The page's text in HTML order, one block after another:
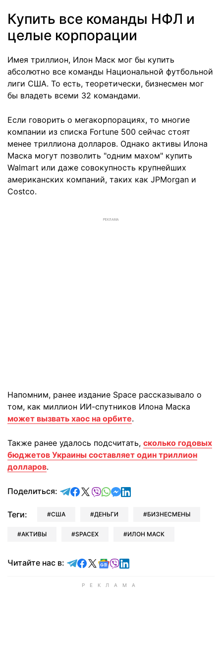
Купить все команды НФЛ и
целые корпорации
Имея триллион, Илон Маск мог бы купить
абсолютно все команды Национальной футбольной
лиги США. То есть, теоретически, бизнесмен мог
бы владеть всеми 32 командами.
Если говорить о мегакорпорациях, то многие
компании из списка Fortune 500 сейчас стоят
менее триллиона долларов. Однако активы Илона
Маска могут позволить "одним махом" купить
Walmart или даже совокупность крупнейших
американских компаний, таких как JPMorgan и
Costco.
РЕКЛАМА
Напомним, ранее издание Space рассказывало о
том, как миллион ИИ-спутников Илона Маска
может вызвать хаос на орбите.
Также ранее удалось подсчитать, сколько годовых
бюджетов Украины составляет один триллион
долларов.
Поделиться: отправить в Telegram
поделиться в Facebook
поделиться в X
отправить в Viber
отправить в Whatsapp
отправить в Messenger
отправить в LinkedIn
Теги: США ДЕНЬГИ БИЗНЕСМЕНЫ
АКТИВЫ SPACEX ИЛОН МАСК
Читайте нас в: Читайте в Telegram
Читайте в Facebook
Читайте в X
Читайте в Google news
Читайте в Viber
Читайте в LinkedIn